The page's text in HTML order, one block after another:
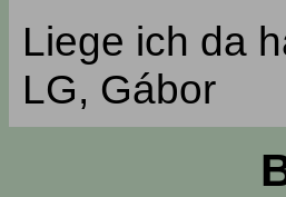
Liege ich da
LG, Gábor